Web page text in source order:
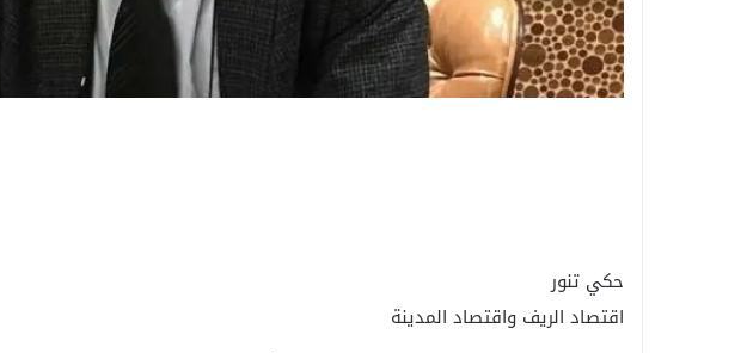
حكي تنور
اقتصاد الريف واقتصاد المدينة